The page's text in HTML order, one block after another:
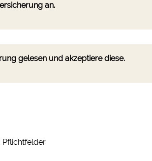
an.
gelesen und akzeptiere diese.
Pflichtfelder.